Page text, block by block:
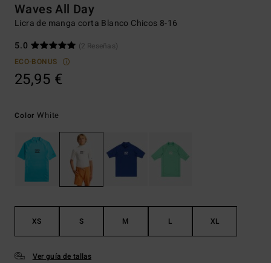
Waves All Day
Licra de manga corta Blanco Chicos 8-16
5.0
(2 Reseñas)
ECO-BONUS
25,95 €
ColorWhite
XS S M L XL
Ver guía de tallas